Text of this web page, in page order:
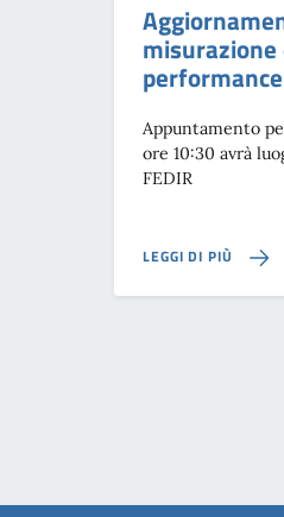
performance
Appuntamento
ore 10:30 avrà
FEDIR
LEGGI DI PIÙ